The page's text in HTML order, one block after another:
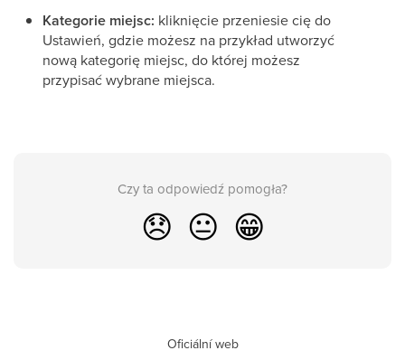
Kategorie miejsc: kliknięcie przeniesie cię do
Ustawień, gdzie możesz na przykład utworzyć
nową kategorię miejsc, do której możesz
przypisać wybrane miejsca.
Czy ta odpowiedź pomogła?
😞 😐 😁
Oficiální web